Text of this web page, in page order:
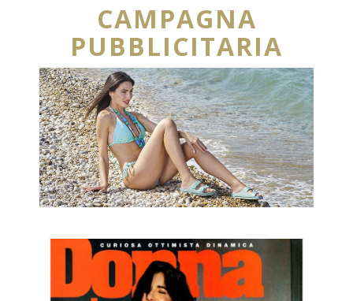
CAMPAGNA
PUBBLICITARIA